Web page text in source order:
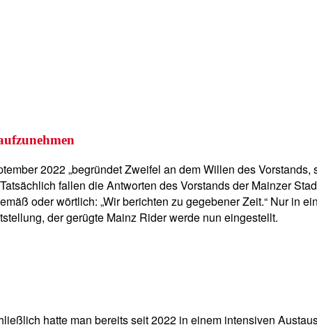
2022 „begründet Zweifel an dem Willen des
fallen die Antworten des Vorstands der Mainzer
oder wörtlich: „Wir berichten zu gegebener Zeit.“ Nur in
der gerügte Mainz Rider werde nun eingestellt.
hatte man bereits seit 2022 in einem intensiven